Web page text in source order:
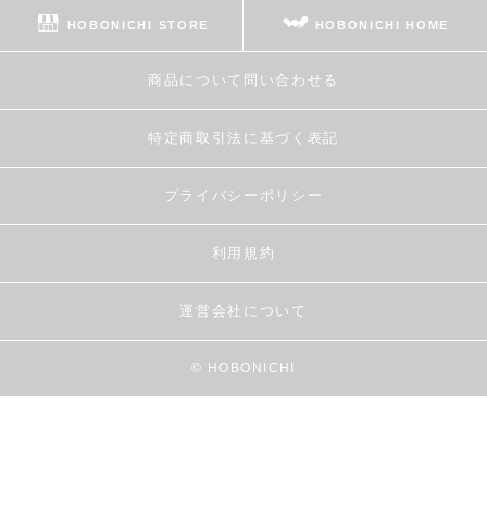
HOBONICHI STORE HOBONICHI HOME
商品について問い合わせる
特定商取引法に基づく表記
プライバシーポリシー
利用規約
運営会社について
© HOBONICHI